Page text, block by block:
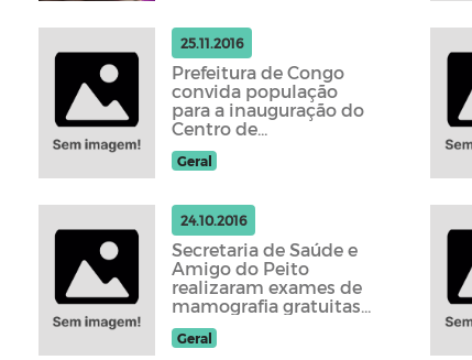
25.11.2016
Prefeitura de Congo
convida população
para a inauguração do
Centro de
Especialidade
Odontológica (CEO)
Geral
24.10.2016
Secretaria de Saúde e
Amigo do Peito
realizaram exames de
mamografia gratuitas
em Congo
Geral